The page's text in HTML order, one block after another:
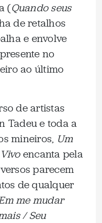
(Quando seus
de retalhos
e envolve
no
ao último
de artistas
Tadeu e toda a
mineiros, Um
encanta pela
parecem
de qualquer
me mudar
/ Seu